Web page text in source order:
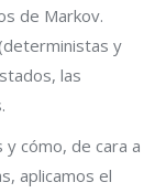
de Markov.
y
las
cómo, de cara a
aplicamos el